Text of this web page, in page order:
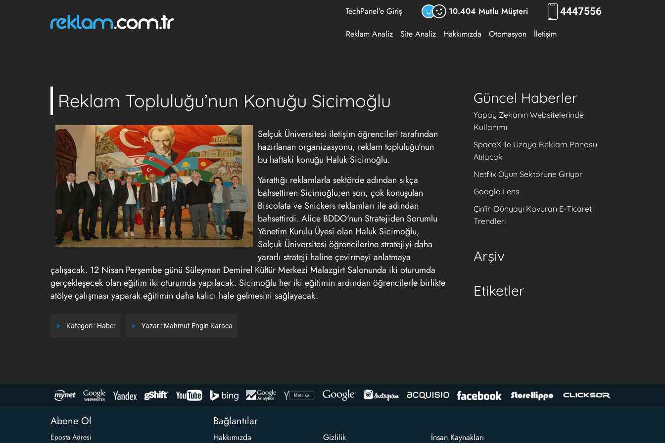
TechPanel’e Giriş 10.404 Mutlu Müşteri 4447556
Reklam Analiz Site Analiz Hakkımızda Otomasyon İletişim
Reklam Topluluğu’nun Konuğu Sicimoğlu
Selçuk Üniversitesi iletişim öğrencileri tarafından
hazırlanan organizasyonu, reklam topluluğu'nun
bu haftaki konuğu Haluk Sicimoğlu.
Yarattığı reklamlarla sektörde adından sıkça
bahsettiren Sicimoğlu;en son, çok konuşulan
Biscolata ve Snickers reklamları ile adından
bahsettirdi. Alice BDDO'nun Stratejiden Sorumlu
Yönetim Kurulu Üyesi olan Haluk Sicimoğlu,
Selçuk Üniversitesi öğrencilerine stratejiyi daha
yararlı strateji haline çevirmeyi anlatmaya
çalışacak. 12 Nisan Perşembe günü Süleyman Demirel Kültür Merkezi Malazgirt Salonunda iki oturumda
gerçekleşecek olan eğitim iki oturumda yapılacak. Sicimoğlu her iki eğitimin ardından öğrencilerle birlikte
atölye çalışması yaparak eğitimin daha kalıcı hale gelmesini sağlayacak.
Kategori : Haber Yazar : Mahmut Engin Karaca
Güncel Haberler
Yapay Zekanın Websitelerinde
Kullanımı
SpaceX ile Uzaya Reklam Panosu
Atılacak
Netflix Oyun Sektörüne Giriyor
Google Lens
Çin’in Dünyayı Kavuran E-Ticaret
Trendleri
Arşiv
Etiketler
Abone Ol
Eposta Adresi
Bağlantılar
Hakkımızda Gizlilik İnsan Kaynakları